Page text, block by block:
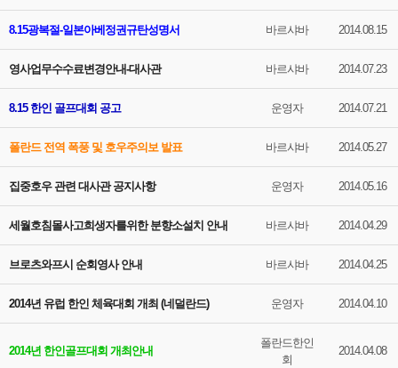
8.15광복절-일본아베정권규탄성명서 바르샤바 2014.08.15
영사업무수수료변경안내-대사관 바르샤바 2014.07.23
8.15 한인 골프대회 공고 운영자 2014.07.21
폴란드 전역 폭풍 및 호우주의보 발표 바르샤바 2014.05.27
집중호우 관련 대사관 공지사항 운영자 2014.05.16
세월호침몰사고희생자를위한 분향소설치 안내 바르샤바 2014.04.29
브로츠와프시 순회영사 안내 바르샤바 2014.04.25
2014년 유럽 한인 체육대회 개최 (네덜란드) 운영자 2014.04.10
2014년 한인골프대회 개최안내
폴란드한인
회
2014.04.08